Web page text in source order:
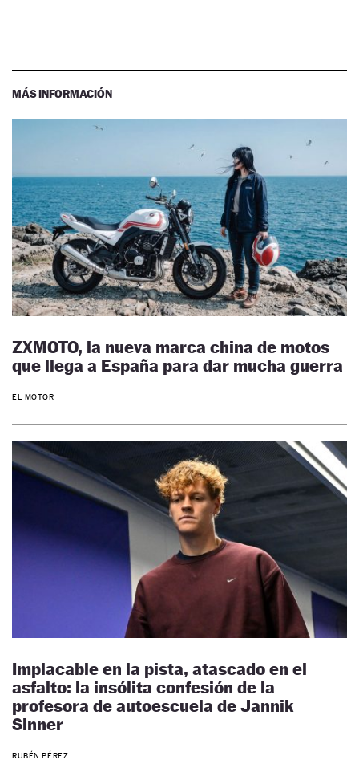
MÁS INFORMACIÓN
ZXMOTO, la nueva marca china de motos
que llega a España para dar mucha guerra
EL MOTOR
Implacable en la pista, atascado en el
asfalto: la insólita confesión de la
profesora de autoescuela de Jannik
Sinner
RUBÉN PÉREZ